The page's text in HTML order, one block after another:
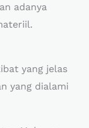
adanya
yang jelas
yang dialami